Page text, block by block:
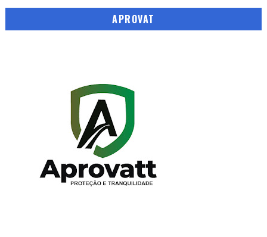
APROVAT